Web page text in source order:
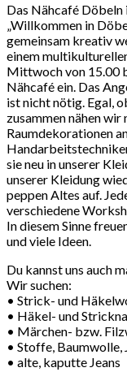
Das Nähcafé Döbeln
„Willkommen in
gemeinsam kreativ
einem
Mittwoch von 15.00
Nähcafé ein. Das
ist nicht nötig. Egal,
zusammen nähen
Raumdekorationen
sie neu in unserer
unserer Kleidung
peppen Altes auf.
verschiedene
In diesem Sinne
und viele Ideen.
Du kannst uns auch
Wir suchen:
• Strick- und
• Häkel- und
• Märchen- bzw.
• Stoffe, Baumwolle,
• alte, kaputte Jeans